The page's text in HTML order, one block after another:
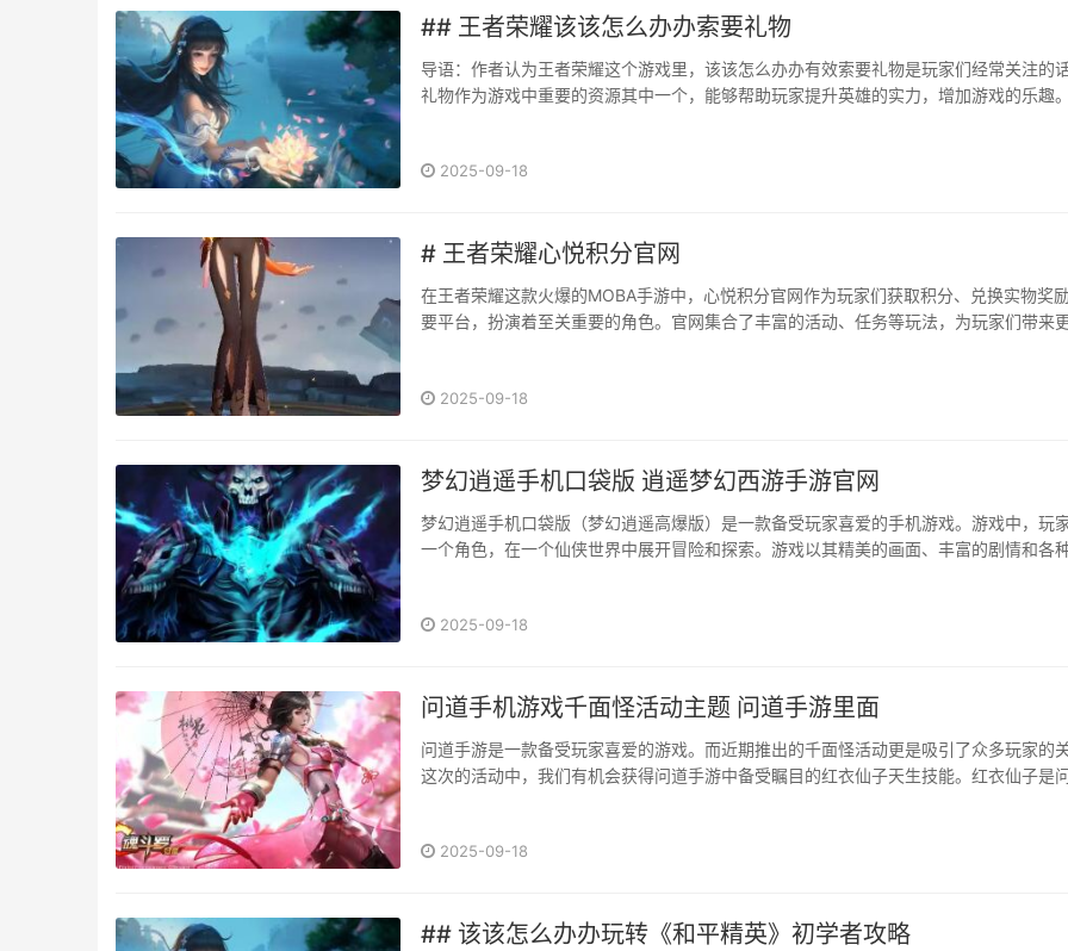
## 王者荣耀该该怎么办办索要礼物
导语：作者认为王者荣耀这个游戏里，该该怎么办办有效索要礼物是玩家们经常关注的话
礼物作为游戏中重要的资源其中一个，能够帮助玩家提升英雄的实力，增加游戏的乐趣
2025-09-18
# 王者荣耀心悦积分官网
在王者荣耀这款火爆的MOBA手游中，心悦积分官网作为玩家们获取积分、兑换实物奖
要平台，扮演着至关重要的角色。官网集合了丰富的活动、任务等玩法，为玩家们带来
2025-09-18
梦幻逍遥手机口袋版 逍遥梦幻西游手游官网
梦幻逍遥手机口袋版（梦幻逍遥高爆版）是一款备受玩家喜爱的手机游戏。游戏中，玩
一个角色，在一个仙侠世界中展开冒险和探索。游戏以其精美的画面、丰富的剧情和各种
2025-09-18
问道手机游戏千面怪活动主题 问道手游里面
问道手游是一款备受玩家喜爱的游戏。而近期推出的千面怪活动更是吸引了众多玩家的关
这次的活动中，我们有机会获得问道手游中备受瞩目的红衣仙子天生技能。红衣仙子是问
2025-09-18
## 该该怎么办办玩转《和平精英》初学者攻略